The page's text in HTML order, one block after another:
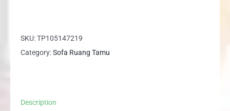
tipe
GOLD
SKU:TP105147219
Category:Sofa Ruang Tamu
Description